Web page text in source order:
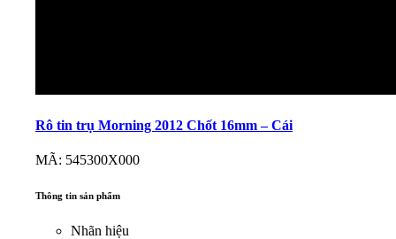
Rô tin trụ Morning 2012 Chốt 16mm – Cái
MÃ: 545300X000
Thông tin sản phẩm
Nhãn hiệu